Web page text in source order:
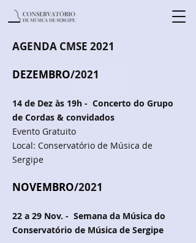
AGENDA CMSE 2021
DEZEMBRO/2021
14 de Dez às 19h - Concerto do Grupo
de Cordas & convidados
Evento Gratuito
Local: Conservatório de Música de
Sergipe
NOVEMBRO/2021
22 a 29 Nov. - Semana da Música do
Conservatório de Música de Sergipe